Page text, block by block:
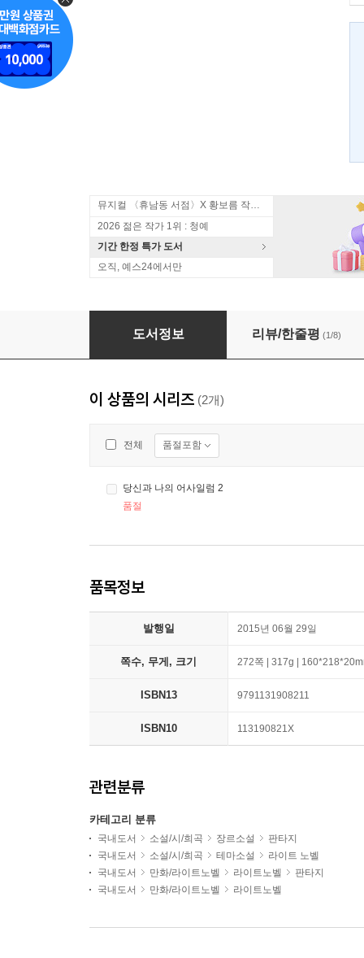
뮤지컬 〈휴남동 서점〉X 황보름 작가 북토크
2026 젊은 작가 1위 : 청예
기간 한정 특가 도서
오직, 예스24에서만
당신과 나의 어사일럼 1
도서정보 리뷰/한줄평 (1/8)
이 상품의 시리즈 (2개)
전체 품절포함
당신과 나의 어사일럼 2
품절
품목정보
발행일 2015년 06월 29일
쪽수, 무게, 크기 272쪽 | 317g |
ISBN13 9791131908211
ISBN10 113190821X
관련분류
카테고리 분류
국내도서 소설/시/희곡 장르소설
판타지
국내도서
소설/시/희곡 테마소설
라이트 노벨
국내도서
만화/라이트노벨 라이트노벨
판타지
국내도서
만화/라이트노벨 라이트노벨